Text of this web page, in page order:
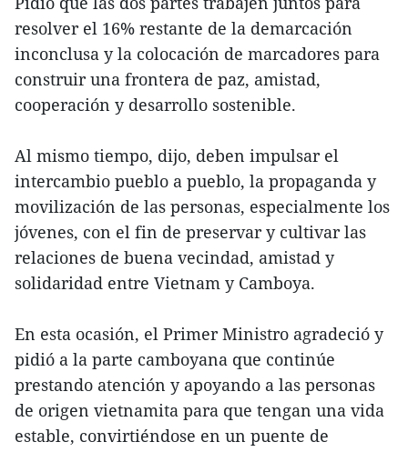
resolver el 16% restante de la demarcación
inconclusa y la colocación de marcadores para
construir una frontera de paz, amistad,
cooperación y desarrollo sostenible.
Al mismo tiempo, dijo, deben impulsar el
intercambio pueblo a pueblo, la propaganda y
movilización de las personas, especialmente los
jóvenes, con el fin de preservar y cultivar las
relaciones de buena vecindad, amistad y
solidaridad entre Vietnam y Camboya.
En esta ocasión, el Primer Ministro agradeció y
pidió a la parte camboyana que continúe
prestando atención y apoyando a las personas
de origen vietnamita para que tengan una vida
estable, convirtiéndose en un puente de